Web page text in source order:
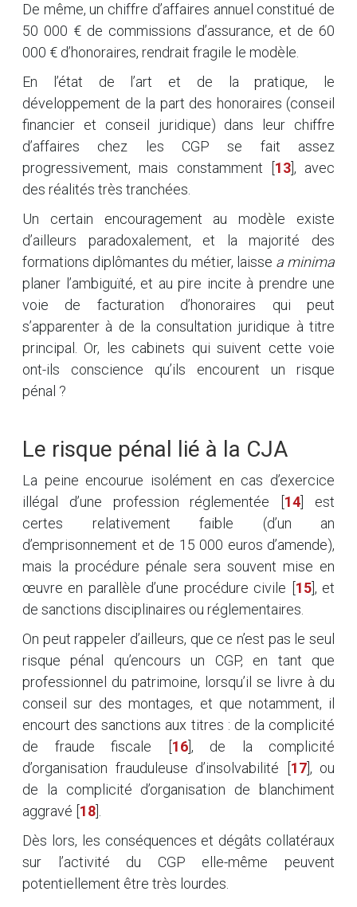
De même, un chiffre d’affaires annuel constitué de
50 000 € de commissions d’assurance, et de 60
000 € d’honoraires, rendrait fragile le modèle.
En l’état de l’art et de la pratique, le
développement de la part des honoraires (conseil
financier et conseil juridique) dans leur chiffre
d’affaires chez les CGP se fait assez
progressivement, mais constamment
13], avec
des réalités très tranchées.
Un certain encouragement au modèle existe
d’ailleurs paradoxalement, et la majorité des
formations diplômantes du métier, laisse a minima
planer l’ambiguïté, et au pire incite à prendre une
voie de facturation d’honoraires qui peut
s’apparenter à de la consultation juridique à titre
principal. Or, les cabinets qui suivent cette voie
ont-ils conscience qu’ils encourent un risque
pénal ?
Le risque pénal lié à la CJA
La peine encourue isolément en cas d’exercice
illégal d’une profession réglementée
14
est
certes relativement faible (d’un an
d’emprisonnement et de 15 000 euros d’amende),
mais la procédure pénale sera souvent mise en
œuvre en parallèle d’une procédure civile
15], et
de sanctions disciplinaires ou réglementaires.
On peut rappeler d’ailleurs, que ce n’est pas le seul
risque pénal qu’encours un CGP, en tant que
professionnel du patrimoine, lorsqu’il se livre à du
conseil sur des montages, et que notamment, il
encourt des sanctions aux titres : de la complicité
de fraude fiscale
16], de la complicité
d’organisation frauduleuse d’insolvabilité
17], ou
de la complicité d’organisation de blanchiment
aggravé 18
Dès lors, les conséquences et dégâts collatéraux
sur l’activité du CGP elle-même peuvent
potentiellement être très lourdes.